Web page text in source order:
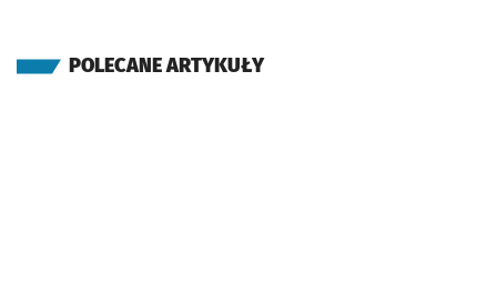
POLECANE ARTYKUŁY